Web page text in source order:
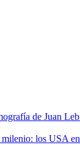
de Juan
los USA